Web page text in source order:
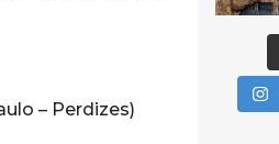
– Perdizes)